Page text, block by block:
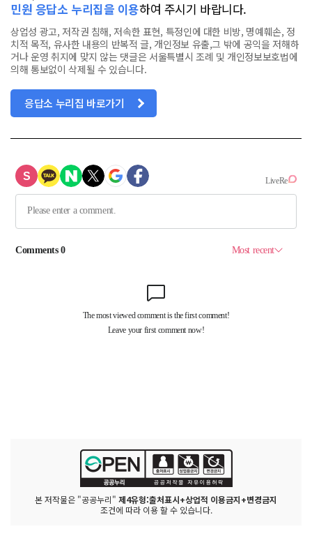
민원 응답소 누리집을 이용하여 주시기 바랍니다.
상업성 광고, 저작권 침해, 저속한 표현, 특정인에 대한 비방, 명예훼손, 정
치적 목적, 유사한 내용의 반복적 글, 개인정보 유출,그 밖에 공익을 저해하
거나 운영 취지에 맞지 않는 댓글은 서울특별시 조례 및 개인정보보호법에
의해 통보없이 삭제될 수 있습니다.
응답소 누리집 바로가기
본 저작물은 "공공누리" 제4유형:출처표시+상업적 이용금지+변경금지
조건에 따라 이용 할 수 있습니다.